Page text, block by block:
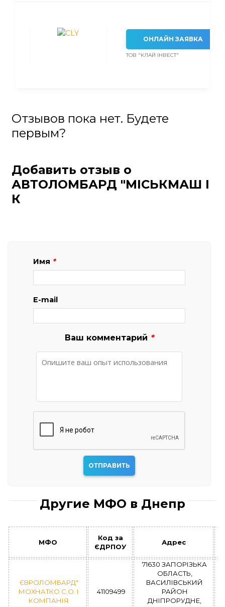
ОНЛАЙН ЗАЯВКА
ТОВ "КЛАЙ ІНВЕСТ"
Отзывов пока нет. Будете
первым?
Добавить отзыв о
АВТОЛОМБАРД "МІСЬКМАШ І
К
Имя *
E-mail
Ваш комментарий *
Другие МФО в Днепр
МФО
Код за
ЄДРПОУ
Адрес
ЄВРОЛОМБАРД"
МОХНАТКО С.О. І
КОМПАНІЯ
41109499
71630 ЗАПОРІЗЬКА
ОБЛАСТЬ,
ВАСИЛІВСЬКИЙ
РАЙОН
ДНІПРОРУДНЕ,